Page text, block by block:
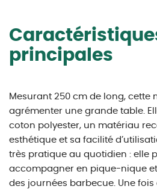
principales
Mesurant 250 cm de long, cette
agrémenter une grande table.
coton polyester, un matériau
esthétique et sa facilité
très pratique au quotidien : elle
accompagner en pique-nique
des journées barbecue. Une